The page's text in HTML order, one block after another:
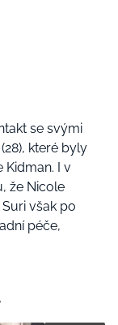
se svými
které byly
I v
že Nicole
však po
péče,